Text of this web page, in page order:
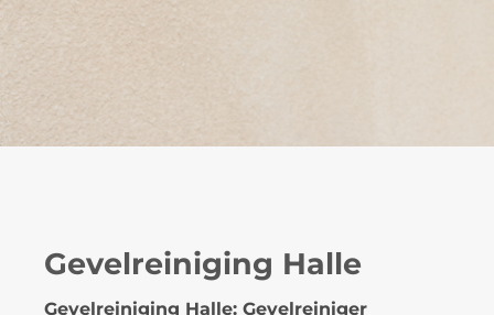
Gevelreiniging Halle
Gevelreiniging Halle: Gevelreiniger